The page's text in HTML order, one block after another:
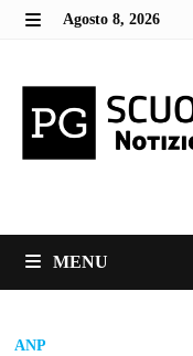
Skip
Agosto 8, 2026
MENU
ANP